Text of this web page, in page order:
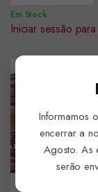
Em Stock
Iniciar sessão
Informamos
encerrar a
Agosto. As
serão